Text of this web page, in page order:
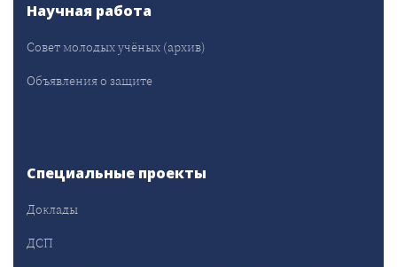
Научная работа
Совет молодых учёных (архив)
Объявления о защите
Специальные проекты
Доклады
ДСП